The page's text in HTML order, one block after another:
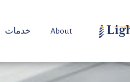
About خدمات